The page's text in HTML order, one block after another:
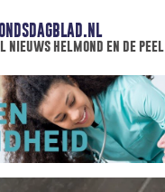
nieuws helmond en de peel